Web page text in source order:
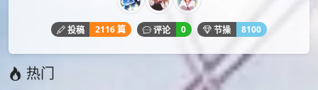
banishment P站 P站画师
手机壁纸
日本画师banishment
精选壁纸 高清壁纸
本文由
投稿，转载请注明来源：
https://idanmu.net/000424/